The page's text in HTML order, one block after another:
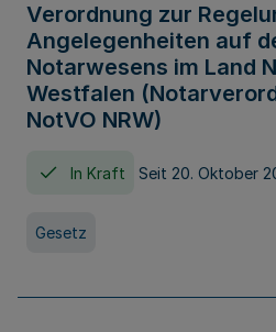
Verordnung zur
Angelegenheiten auf
Notarwesens im Land
Westfalen
NotVO NRW)
In Kraft Seit 20. Oktober
Gesetz